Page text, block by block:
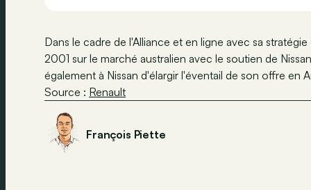
Dans le cadre de l'Alliance et en ligne avec sa
2001 sur le marché australien avec le soutien de
également à Nissan d'élargir l'éventail de son offre en
Source : Renault
François Piette